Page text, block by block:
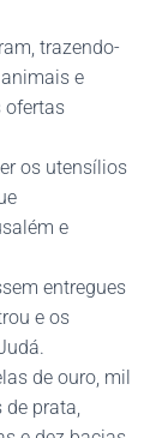
trazendo-
e
ofertas
os utensílios
e
entregues
e os
de ouro, mil
de prata,